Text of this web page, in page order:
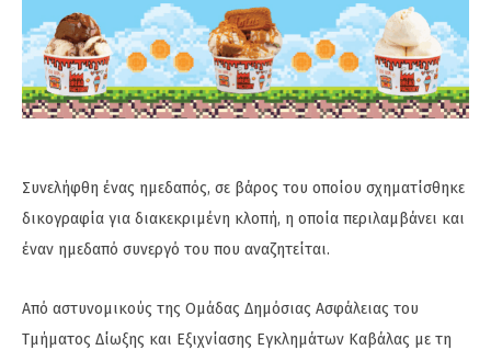
Συνελήφθη ένας ημεδαπός, σε βάρος του οποίου σχηματίσθηκε
δικογραφία για διακεκριμένη κλοπή, η οποία περιλαμβάνει και
έναν ημεδαπό συνεργό του που αναζητείται.
Από αστυνομικούς της Ομάδας Δημόσιας Ασφάλειας του
Τμήματος Δίωξης και Εξιχνίασης Εγκλημάτων Καβάλας με τη